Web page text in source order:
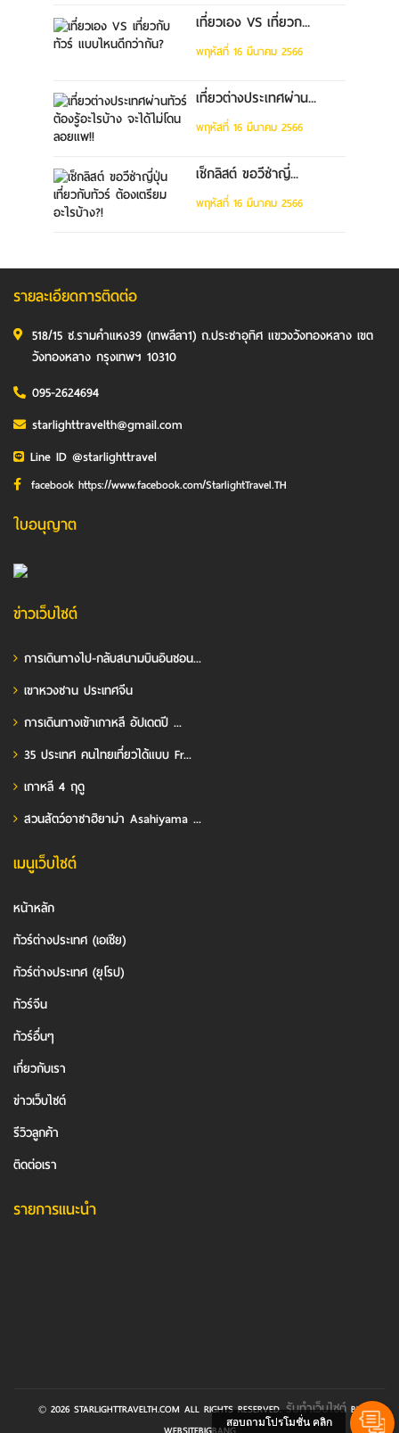
เที่ยวเอง VS เที่ยวก...
พฤหัสที่ 16 มีนาคม 2566
เที่ยวต่างประเทศผ่าน...
พฤหัสที่ 16 มีนาคม 2566
เช็กลิสต์ ขอวีซ่าญี่...
พฤหัสที่ 16 มีนาคม 2566
รายละเอียดการติดต่อ
518/15 ซ.รามคำแหง39 (เทพลีลา1) ถ.ประชาอุทิศ แขวงวังทองหลาง เขต
วังทองหลาง กรุงเทพฯ 10310
095-2624694
starlighttravelth@gmail.com
Line ID @starlighttravel
facebook https://www.facebook.com/StarlightTravel.TH
ใบอนุญาต
ข่าวเว็บไซต์
การเดินทางไป-กลับสนามบินอินชอน...
เขาหวงซาน ประเทศจีน
การเดินทางเข้าเกาหลี อัปเดตปี ...
35 ประเทศ คนไทยเที่ยวได้แบบ Fr...
เกาหลี 4 ฤดู
สวนสัตว์อาซาฮิยาม่า Asahiyama ...
เมนูเว็บไซต์
หน้าหลัก
ทัวร์ต่างประเทศ (เอเชีย)
ทัวร์ต่างประเทศ (ยุโรป)
ทัวร์จีน
ทัวร์อื่นๆ
เกี่ยวกับเรา
ข่าวเว็บไซต์
รีวิวลูกค้า
ติดต่อเรา
รายการแนะนำ
© 2026 STARLIGHTTRAVELTH.COM ALL RIGHTS RESERVED.รับทำเว็บไซต์BY
สอบถามโปรโมชั่น คลิก